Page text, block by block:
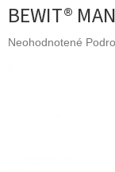
BEWIT®
Priemerné
Neohodnotené